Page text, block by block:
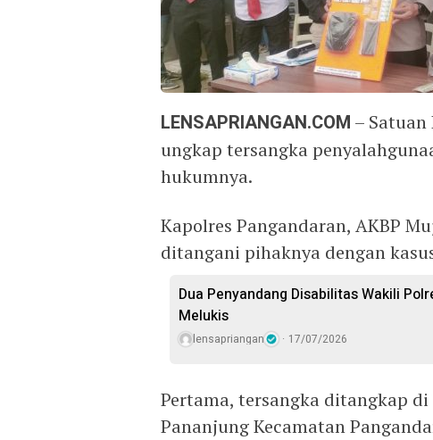
LENSAPRIANGAN.COM – Satuan
ungkap tersangka
hukumnya.
Kapolres Pangandaran, AKBP
ditangani pihaknya dengan
Dua Penyandang Disabilitas Wakili
Melukis
lensapriangan 17/07/2026
Pertama, tersangka ditangkap
Pananjung Kecamatan